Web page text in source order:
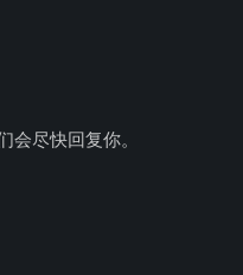
会尽快回复你。